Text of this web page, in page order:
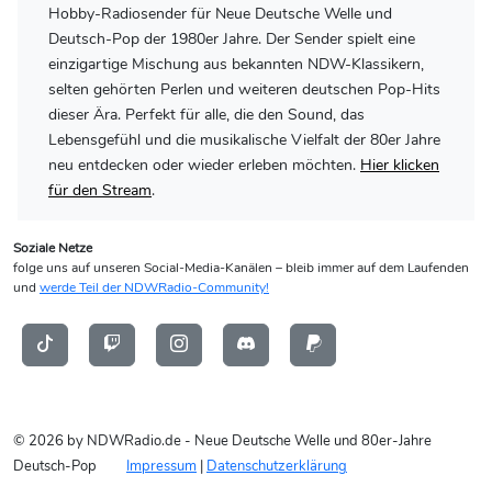
Hobby-Radiosender für Neue Deutsche Welle und
Deutsch-Pop der 1980er Jahre. Der Sender spielt eine
einzigartige Mischung aus bekannten NDW-Klassikern,
selten gehörten Perlen und weiteren deutschen Pop-Hits
dieser Ära. Perfekt für alle, die den Sound, das
Lebensgefühl und die musikalische Vielfalt der 80er Jahre
neu entdecken oder wieder erleben möchten. Hier klicken
für den Stream.
Soziale Netze
folge uns auf unseren Social-Media-Kanälen – bleib immer auf dem Laufenden
und werde Teil der NDWRadio-Community!
© 2026 by NDWRadio.de - Neue Deutsche Welle und 80er-Jahre
Deutsch-Pop
Impressum | Datenschutzerklärung